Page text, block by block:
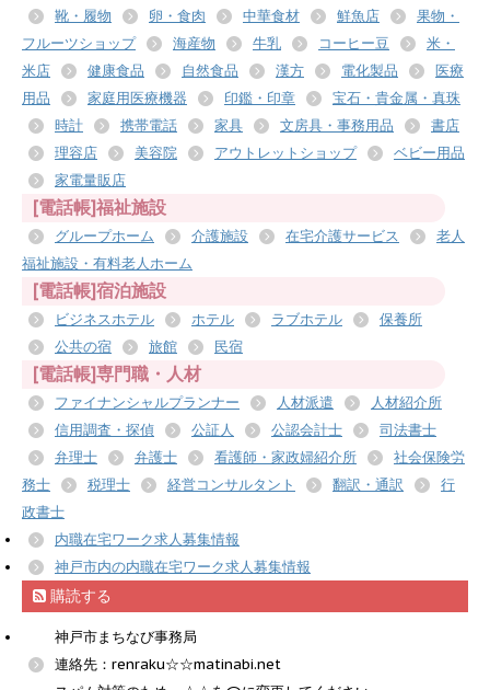
靴・履物
卵・食肉 中華食材 鮮魚店
果物・
フルーツショップ
海産物 牛乳 コーヒー豆
米・
米店
健康食品 自然食品 漢方 電化製品
医療
用品
家庭用医療機器 印鑑・印章
宝石・貴金属・真珠
時計
携帯電話 家具 文房具・事務用品
書店
理容店
美容院 アウトレットショップ
ベビー用品
家電量販店
[電話帳]福祉施設
グループホーム 介護施設 在宅介護サービス
老人
福祉施設・有料老人ホーム
[電話帳]宿泊施設
ビジネスホテル ホテル ラブホテル
保養所
公共の宿
旅館 民宿
[電話帳]専門職・人材
ファイナンシャルプランナー 人材派遣
人材紹介所
信用調査・探偵
公証人 公認会計士
司法書士
弁理士
弁護士 看護師・家政婦紹介所
社会保険労
務士
税理士 経営コンサルタント 翻訳・通訳
行
政書士
内職在宅ワーク求人募集情報
神戸市内の内職在宅ワーク求人募集情報
購読する
神戸市まちなび事務局
連絡先：renraku☆☆matinabi.net